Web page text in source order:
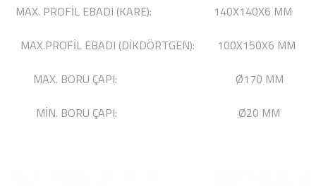
MAX. PROFİL EBADI (KARE): 140X140X6 MM
MAX.PROFİL EBADI (DİKDÖRTGEN): 100X150X6 MM
MAX. BORU ÇAPI: Ø170 MM
MİN. BORU ÇAPI: Ø20 MM